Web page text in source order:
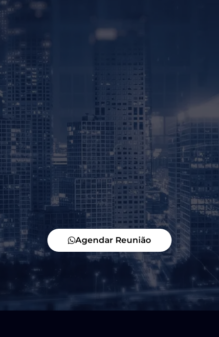
Agendar Reunião